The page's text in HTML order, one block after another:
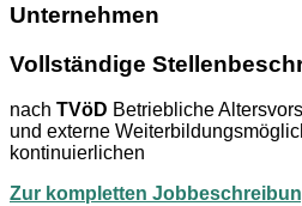
Unternehmen
Vollständige
nach TVöD Betriebliche
und externe
kontinuierlichen
Zur kompletten